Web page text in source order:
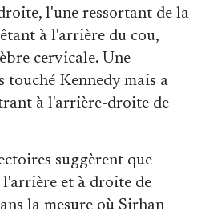
l'une ressortant de la
à l'arrière du cou,
cervicale. Une
touché Kennedy mais a
à l'arrière-droite de
suggèrent que
et à droite de
la mesure où Sirhan